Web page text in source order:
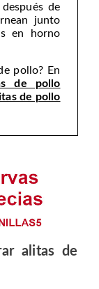
de
junto
en horno
pollo? En
de pollo
de pollo
alitas de